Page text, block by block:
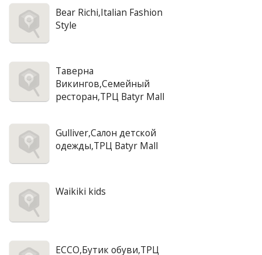
Bear Richi,Italian Fashion
Style
Таверна
Викингов,Семейный
ресторан,ТРЦ Batyr Mall
Gulliver,Салон детской
одежды,ТРЦ Batyr Mall
Waikiki kids
ECCO,Бутик обуви,ТРЦ